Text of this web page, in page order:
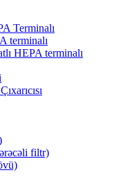
Terminalı
terminalı
HEPA terminalı
filtr)